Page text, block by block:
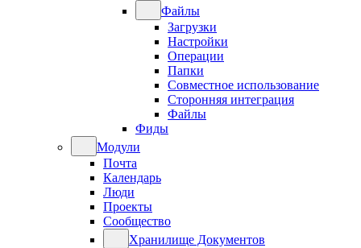
Файлы
Загрузки
Настройки
Операции
Папки
Совместное использование
Сторонняя интеграция
Файлы
Фиды
Модули
Почта
Календарь
Люди
Проекты
Сообщество
Хранилище Документов